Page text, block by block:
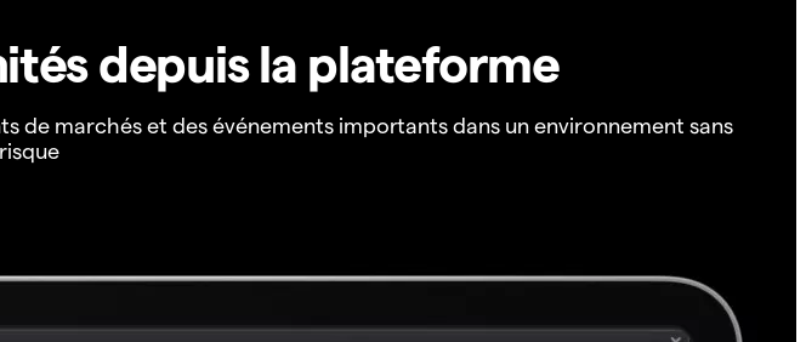
depuis la plateforme
marchés et des événements importants dans un environnement sans
risque